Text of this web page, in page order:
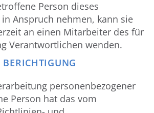
Person dieses
Anspruch nehmen, kann sie
an einen Mitarbeiter des für
Verantwortlichen wenden.
BERICHTIGUNG
personenbezogener
Person hat das vom